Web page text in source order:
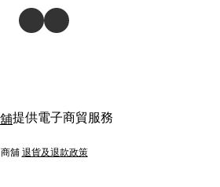
提供電子商貿服務
商舖 退貨及退款政策